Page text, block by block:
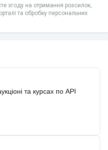
згоду на отримання розсилок,
та обробку персональних
та курсах по API